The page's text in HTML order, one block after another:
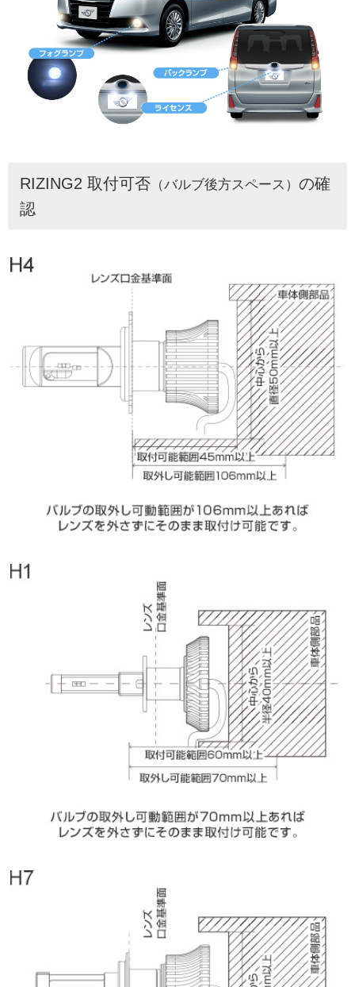
RIZING2 取付可否 （バルブ後方スペース） の確
認